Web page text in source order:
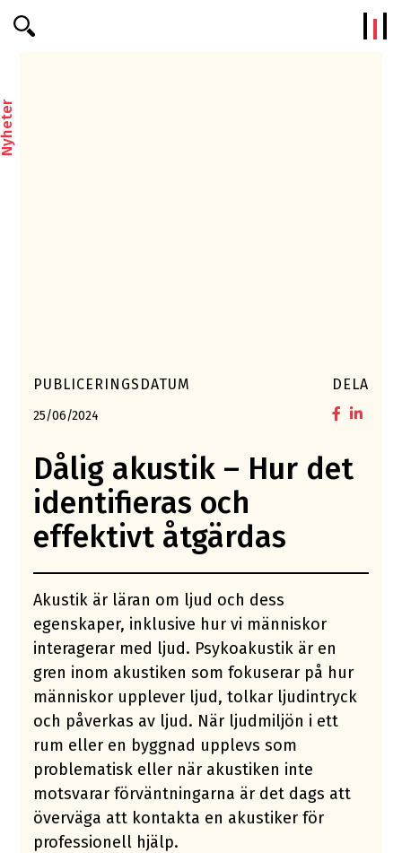
Efterklang
Dålig akustik – Hur det
identifieras och
effektivt åtgärdas
Akustik är läran om ljud och dess
egenskaper, inklusive hur vi människor
interagerar med ljud. Psykoakustik är en
gren inom akustiken som fokuserar på hur
människor upplever ljud, tolkar ljudintryck
och påverkas av ljud. När ljudmiljön i ett
rum eller en byggnad upplevs som
problematisk eller när akustiken inte
motsvarar förväntningarna är det dags att
överväga att kontakta en akustiker för
professionell hjälp.
PUBLICERINGSDATUM
25/06/2024
DELA